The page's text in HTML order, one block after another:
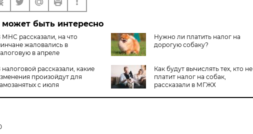
быть интересно
МНС рассказали, на что
жаловались в
в апреле
Нужно ли платить налог на
дорогую собаку?
налоговой рассказали, какие
произойдут для
с июля
Как будут вычислять тех, кто не
платит налог на собак,
рассказали в МГЖХ